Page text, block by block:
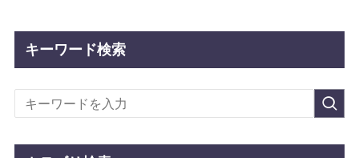
キーワード検索